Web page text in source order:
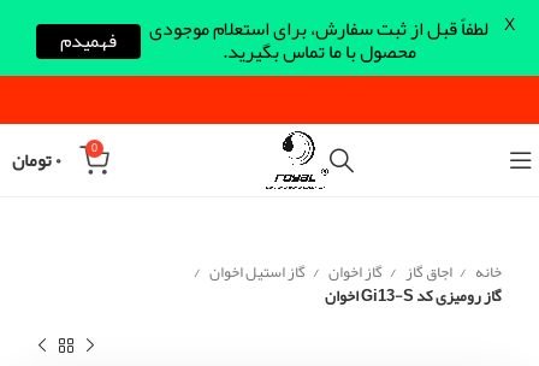
0 ۰تومان
خانه اجاق گاز گاز اخوان گاز استیل اخوان
گاز رومیزی کد Gi13-S اخوان
لطفاً قبل از ثبت سفارش، برای استعلام موجودی
محصول با ما تماس بگیرید. فهمیدم X